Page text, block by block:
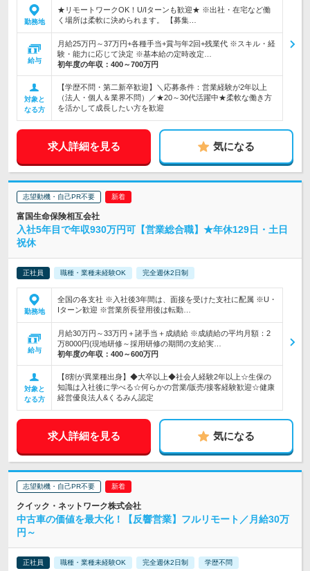
勤務地
★リモートワークOK！U/Iターンも歓迎★ ※出社・在宅など働
く場所は柔軟に決められます。 【募集…
給与
月給25万円～37万円+各種手当+賞与年2回+残業代 ※スキル・経
験・能力に応じて決定 ※基本給の定時改定…
初年度の年収： 400～700万円
対象と
なる方
【学歴不問・第二新卒歓迎】＼応募条件：営業経験が2年以上
（法人・個人＆業界不問）／★20～30代活躍中★柔軟な働き方
を活かして成長したい方を歓迎
求人詳細を見る 気になる
志望動機・自己PR不要
富国生命保険相互会社
入社5年目で年収930万円可【営業総合職】★年休129日・土日
祝休
正社員 職種・業種未経験OK 完全週休2日制
勤務地
全国の各支社 ※入社後3年間は、面接を受けた支社に配属 ※U・
Iターン歓迎 ※営業所長登用後は転勤…
給与
月給30万円～33万円＋諸手当＋成績給 ※成績給の平均月額：2
万8000円(現地研修～採用研修の期間の支給実…
初年度の年収： 400～600万円
対象と
なる方
【8割が異業種出身】◆大卒以上◆社会人経験2年以上☆生保の
知識は入社後に学べる☆何らかの営業/販売/接客経験歓迎☆健康
経営優良法人&くるみん認定
求人詳細を見る 気になる
志望動機・自己PR不要
クイック・ネットワーク株式会社
中古車の価値を最大化！【反響営業】フルリモート／月給30万
円～
正社員 職種・業種未経験OK 完全週休2日制 学歴不問